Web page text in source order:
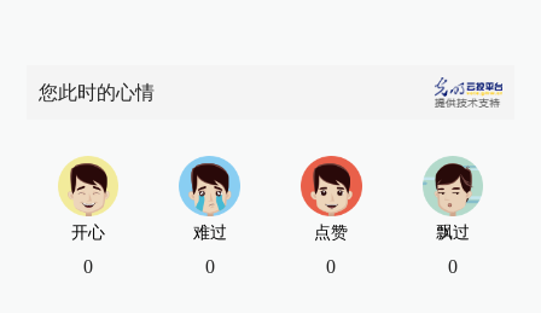
您此时的心情
开心
0
难过
0
点赞
0
飘过
0